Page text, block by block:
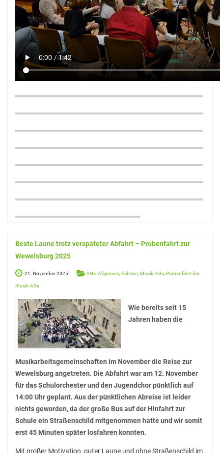
Beste Laune trotz verspäteter Abfahrt – Probenfahrt zur
Wewelsburg 2025
21. November 2025 AGs Allgemein Fahrten Musik-AGs Probenfahrt der
Musik-AGs
Wie bereits seit 15
Jahren haben die
Musikarbeitsgemeinschaften im November die Reise zur
Wewelsburg angetreten. Die Abfahrt war am 12. November
für das Schulorchester und den Jugendchor pünktlich auf
14:00 Uhr geplant. Aus der pünktlichen Abreise ist leider
nichts geworden, da der große Bus auf der Hinfahrt zur
Schule ein Straßenschild mitgenommen hatte und wir somit
erst 45 Minuten später losfahren konnten.
Mit großer Motivation, guter Laune und ohne Straßenschild im